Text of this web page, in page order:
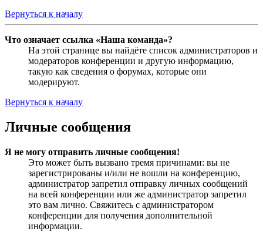
Вернуться к началу
Что означает ссылка «Наша команда»?
На этой странице вы найдёте список администраторов и
модераторов конференции и другую информацию,
такую как сведения о форумах, которые они
модерируют.
Вернуться к началу
Личные сообщения
Я не могу отправить личные сообщения!
Это может быть вызвано тремя причинами: вы не
зарегистрированы и/или не вошли на конференцию,
администратор запретил отправку личных сообщений
на всей конференции или же администратор запретил
это вам лично. Свяжитесь с администратором
конференции для получения дополнительной
информации.